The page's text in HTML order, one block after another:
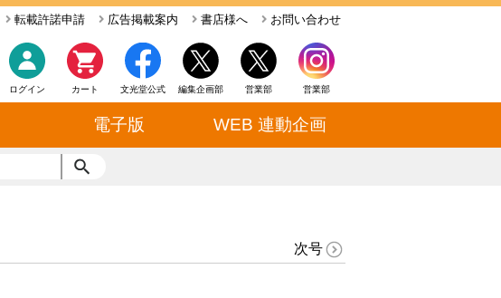
お問い合わせ
書店様へ
広告掲載案内
転載許諾申請
営業部
営業部
編集企画部
文光堂公式
カート
ログイン
電子版 WEB 連動企画
次号